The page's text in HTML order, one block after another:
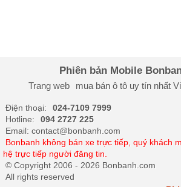
Phiên bản Mobile
Trang web mua bán ô tôuy tín nhất
Điện thoại:
024-7109 7999
Hotline:
094 2727 225
Email: contact@bonbanh.com
Bonbanh không bán xe trực tiếp, quý khách
hệ trực tiếp người đăng tin.
© Copyright 2006 - 2026 Bonbanh.com
All rights reserved